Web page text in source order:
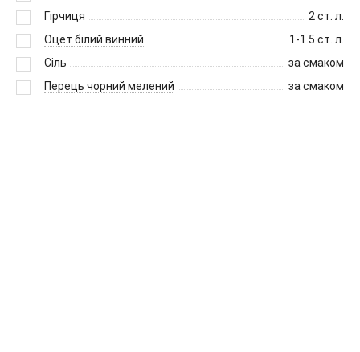
Гірчиця
2 ст. л.
Оцет білий винний
1-1.5 ст. л.
Сіль
за смаком
Перець чорний мелений
за смаком